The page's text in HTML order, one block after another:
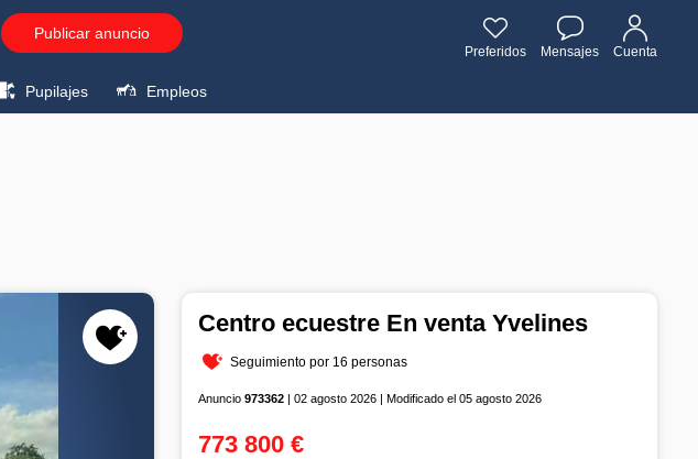
Publicar anuncio
Preferidos Mensajes Cuenta
Pupilajes Empleos
Centro ecuestre En venta Yvelines
Seguimiento por 16 personas
Anuncio973362 | 02 agosto 2026 | Modificado el 05 agosto 2026
773 800 €